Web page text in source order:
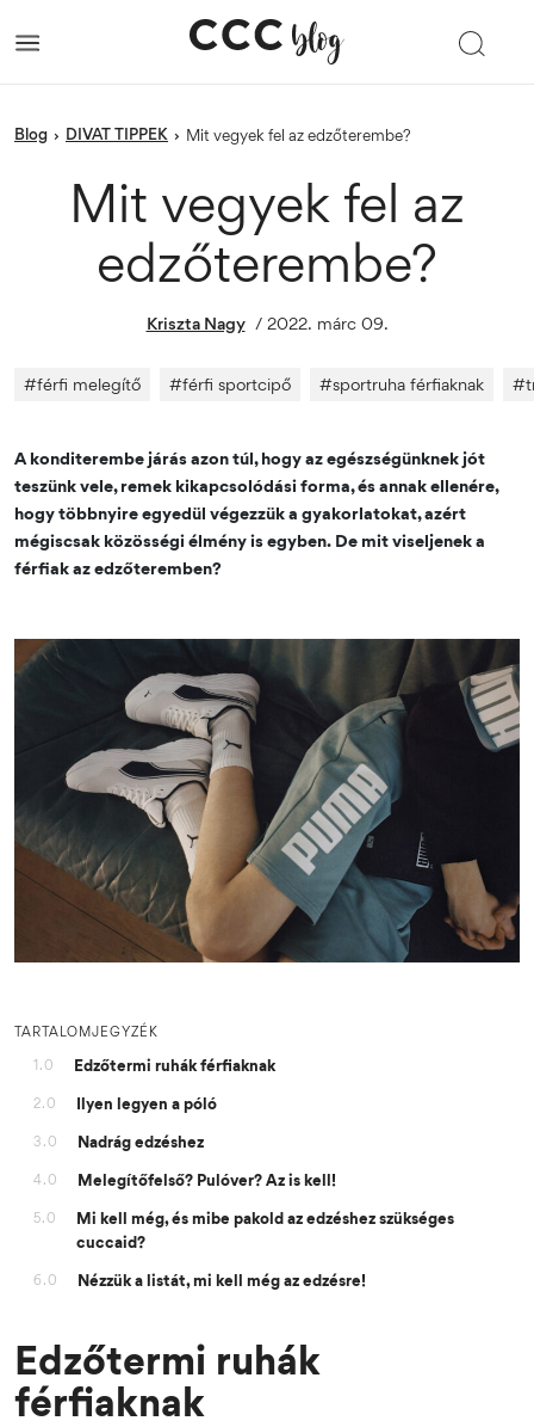
blog › DIVAT TIPPEK › Mit vegyek fel az edzőterembe?
Mit vegyek fel az
edzőterembe?
Kriszta Nagy / 2022. márc 09.
#férfi melegítő #férfi sportcipő #sportruha férfiaknak #
A konditerembe járás azon túl, hogy az egészségünknek jót
teszünk vele, remek kikapcsolódási forma, és annak ellenére,
hogy többnyire egyedül végezzük a gyakorlatokat, azért
mégiscsak közösségi élmény is egyben. De mit viseljenek a
férfiak az edzőteremben?
TARTALOMJEGYZÉK
1.0
Edzőtermi ruhák férfiaknak
2.0 Ilyen legyen a póló
3.0 Nadrág edzéshez
4.0 Melegítőfelső? Pulóver? Az is kell!
5.0
Mi kell még, és mibe pakold az edzéshez szükséges
cuccaid?
6.0 Nézzük a listát, mi kell még az edzésre!
Edzőtermi ruhák
férfiaknak